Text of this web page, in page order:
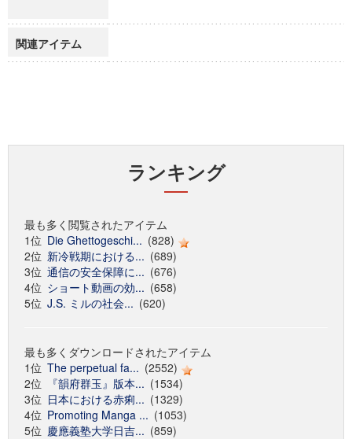
関連アイテム
ランキング
最も多く閲覧されたアイテム
1位 Die Ghettogeschi... (828)
2位 新冷戦期における... (689)
3位 通信の安全保障に... (676)
4位 ショート動画の効... (658)
5位 J.S. ミルの社会... (620)
最も多くダウンロードされたアイテム
1位 The perpetual fa... (2552)
2位
『韻府群玉』版本... (1534)
3位 日本における赤痢... (1329)
4位 Promoting Manga ... (1053)
5位 慶應義塾大学日吉... (859)